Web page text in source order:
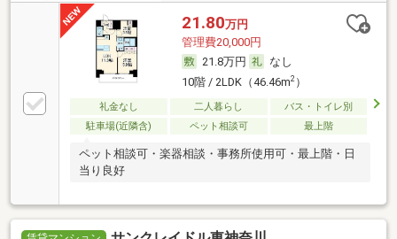
21.80万円
管理費20,000円
21.8万円
なし
10階 / 2LDK（46.46m2）
礼金なし 二人暮らし
バス・トイレ別
駐車場(近隣含)
ペット相談可 最上階
ペット相談可・楽器相談・事務所使用可・最上階・日
当り良好